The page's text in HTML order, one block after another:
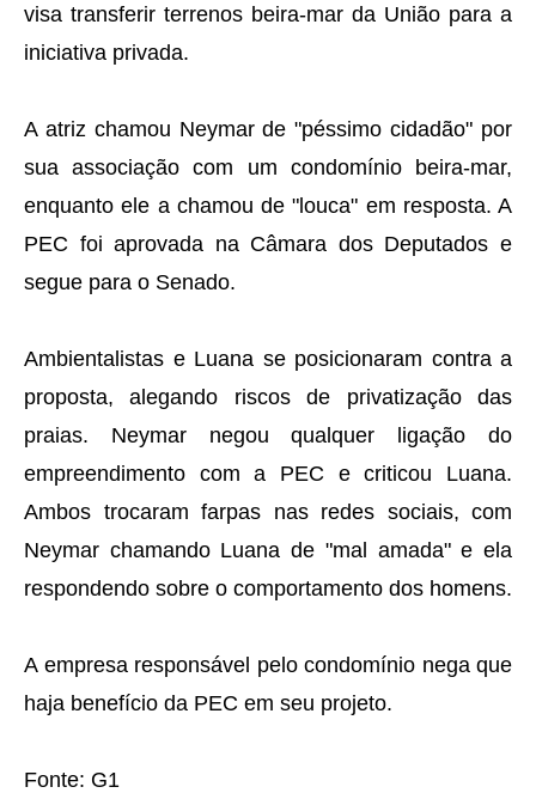
visa transferir terrenos beira-mar da União para a
iniciativa privada.
A atriz chamou Neymar de "péssimo cidadão" por
sua associação com um condomínio beira-mar,
enquanto ele a chamou de "louca" em resposta. A
PEC foi aprovada na Câmara dos Deputados e
segue para o Senado.
Ambientalistas e Luana se posicionaram contra a
proposta, alegando riscos de privatização das
praias. Neymar negou qualquer ligação do
empreendimento com a PEC e criticou Luana.
Ambos trocaram farpas nas redes sociais, com
Neymar chamando Luana de "mal amada" e ela
respondendo sobre o comportamento dos homens.
A empresa responsável pelo condomínio nega que
haja benefício da PEC em seu projeto.
Fonte: G1